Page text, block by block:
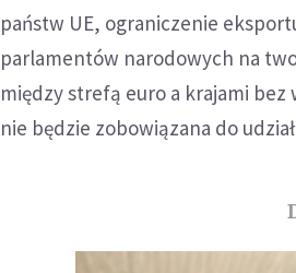
państw UE, ograniczenie
parlamentów narodowych na
między strefą euro a krajami
nie będzie zobowiązana do